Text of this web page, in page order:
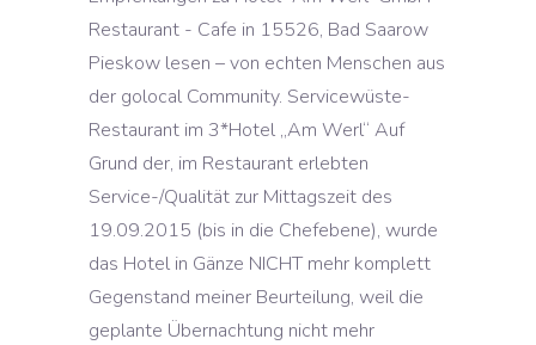
Restaurant - Cafe in 15526, Bad Saarow
Pieskow lesen – von echten Menschen aus
der golocal Community. Servicewüste-
Restaurant im 3*Hotel „Am Werl“ Auf
Grund der, im Restaurant erlebten
Service-/Qualität zur Mittagszeit des
19.09.2015 (bis in die Chefebene), wurde
das Hotel in Gänze NICHT mehr komplett
Gegenstand meiner Beurteilung, weil die
geplante Übernachtung nicht mehr